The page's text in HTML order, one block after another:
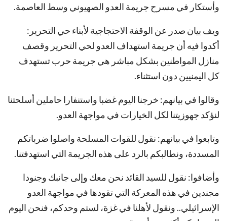
وأستكار في مسرح جريمة العدو الصهيوني وسط العاصمة.
ويف بيان صدر عن الوقفة الاحتجاجية لأبناء حي التحرير:
أكدوا فيه أن جريمة استهداف العدو لحي التحرير وقصف
منازل المواطنين بشكل مباشر هي جريمة حرب تستهدف
كل اليمنيين دون استثناء.
وقالوا في بيانهم: خرجنا اليوم غضبا واستنفارا حاملين أسلحتنا
لنؤكد جهوزيتنا لكل الخيارات في مواجهة العدو.
وتابعوا في بيانهم: نقول للقوات المسلحة واصلوا ضرباتكم
المسددة، ونطالبكم بالرد على هذه الجريمة التي استهدفتنا.
وأضافوا: نقول للسيد القائد نحن معك وإلى جانبك وجنودا
مجندين في هذه المعركة التي تقودها في مواجهة العدو
الإسرائيلي.. ونقول لأهلنا في غزة، لستم وحدكم، فنحن اليوم